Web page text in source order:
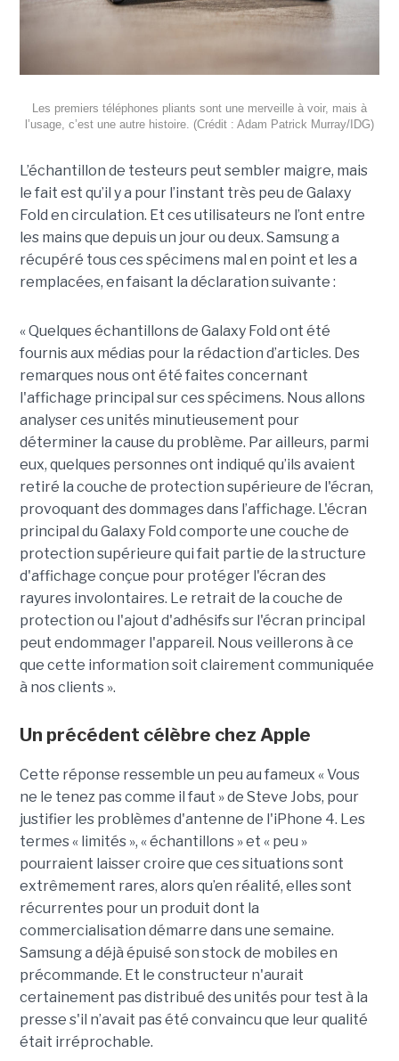
Les premiers téléphones pliants sont une merveille à voir, mais à
l’usage, c’est une autre histoire. (Crédit : Adam Patrick Murray/IDG)
L’échantillon de testeurs peut sembler maigre, mais
le fait est qu’il y a pour l’instant très peu de Galaxy
Fold en circulation. Et ces utilisateurs ne l’ont entre
les mains que depuis un jour ou deux. Samsung a
récupéré tous ces spécimens mal en point et les a
remplacées, en faisant la déclaration suivante :
« Quelques échantillons de Galaxy Fold ont été
fournis aux médias pour la rédaction d’articles. Des
remarques nous ont été faites concernant
l'affichage principal sur ces spécimens. Nous allons
analyser ces unités minutieusement pour
déterminer la cause du problème. Par ailleurs, parmi
eux, quelques personnes ont indiqué qu’ils avaient
retiré la couche de protection supérieure de l'écran,
provoquant des dommages dans l’affichage. L'écran
principal du Galaxy Fold comporte une couche de
protection supérieure qui fait partie de la structure
d'affichage conçue pour protéger l'écran des
rayures involontaires. Le retrait de la couche de
protection ou l'ajout d'adhésifs sur l'écran principal
peut endommager l'appareil. Nous veillerons à ce
que cette information soit clairement communiquée
à nos clients ».
Un précédent célèbre chez Apple
Cette réponse ressemble un peu au fameux « Vous
ne le tenez pas comme il faut » de Steve Jobs, pour
justifier les problèmes d'antenne de l'iPhone 4. Les
termes « limités », « échantillons » et « peu »
pourraient laisser croire que ces situations sont
extrêmement rares, alors qu’en réalité, elles sont
récurrentes pour un produit dont la
commercialisation démarre dans une semaine.
Samsung a déjà épuisé son stock de mobiles en
précommande. Et le constructeur n'aurait
certainement pas distribué des unités pour test à la
presse s'il n’avait pas été convaincu que leur qualité
était irréprochable.